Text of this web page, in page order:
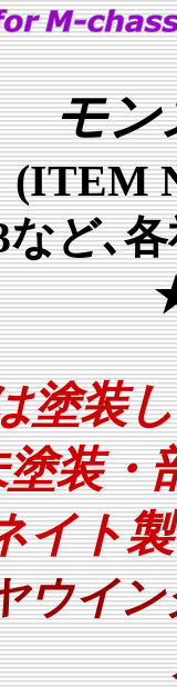
モン
(ITEM
ど､
塗装
装・
イト
ウイ